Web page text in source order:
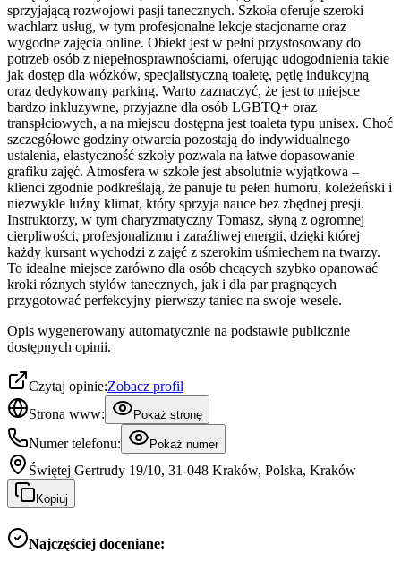
sprzyjającą rozwojowi pasji tanecznych. Szkoła oferuje szeroki
wachlarz usług, w tym profesjonalne lekcje stacjonarne oraz
wygodne zajęcia online. Obiekt jest w pełni przystosowany do
potrzeb osób z niepełnosprawnościami, oferując udogodnienia takie
jak dostęp dla wózków, specjalistyczną toaletę, pętlę indukcyjną
oraz dedykowany parking. Warto zaznaczyć, że jest to miejsce
bardzo inkluzywne, przyjazne dla osób LGBTQ+ oraz
transpłciowych, a na miejscu dostępna jest toaleta typu unisex. Choć
szczegółowe godziny otwarcia pozostają do indywidualnego
ustalenia, elastyczność szkoły pozwala na łatwe dopasowanie
grafiku zajęć. Atmosfera w szkole jest absolutnie wyjątkowa –
klienci zgodnie podkreślają, że panuje tu pełen humoru, koleżeński i
niezwykle luźny klimat, który sprzyja nauce bez zbędnej presji.
Instruktorzy, w tym charyzmatyczny Tomasz, słyną z ogromnej
cierpliwości, profesjonalizmu i zaraźliwej energii, dzięki której
każdy kursant wychodzi z zajęć z szerokim uśmiechem na twarzy.
To idealne miejsce zarówno dla osób chcących szybko opanować
kroki różnych stylów tanecznych, jak i dla par pragnących
przygotować perfekcyjny pierwszy taniec na swoje wesele.
Opis wygenerowany automatycznie na podstawie publicznie
dostępnych opinii.
Czytaj opinie:Zobacz profil
Strona www:
Pokaż stronę
Numer telefonu: Pokaż numer
Świętej Gertrudy 19/10, 31-048 Kraków, Polska, Kraków
Kopiuj
Najczęściej doceniane: